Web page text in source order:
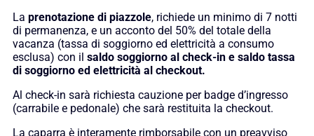
La prenotazione di piazzole, richiede un minimo di 7 notti
di permanenza, e un acconto del 50% del totale della
vacanza (tassa di soggiorno ed elettricità a consumo
esclusa) con il saldo soggiorno al check-in e saldo tassa
di soggiorno ed elettricità al checkout.
Al check-in sarà richiesta cauzione per badge d’ingresso
(carrabile e pedonale) che sarà restituita la checkout.
La caparra è interamente rimborsabile con un preavviso